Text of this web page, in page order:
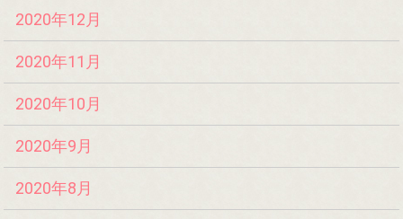
2020年12月
2020年11月
2020年10月
2020年9月
2020年8月